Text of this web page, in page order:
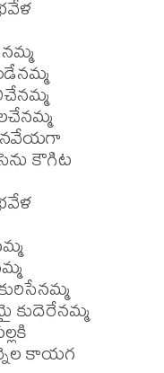
కౌగిట
కుదెరేనమ్మ
కాయగ